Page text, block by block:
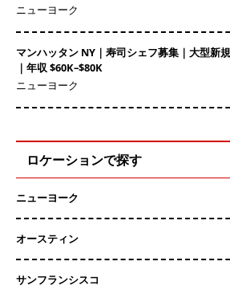
ニューヨーク
マンハッタン NY｜寿司シェフ募集｜大型新
｜年収 $60K–$80K
ニューヨーク
ロケーションで探す
ニューヨーク
オースティン
サンフランシスコ